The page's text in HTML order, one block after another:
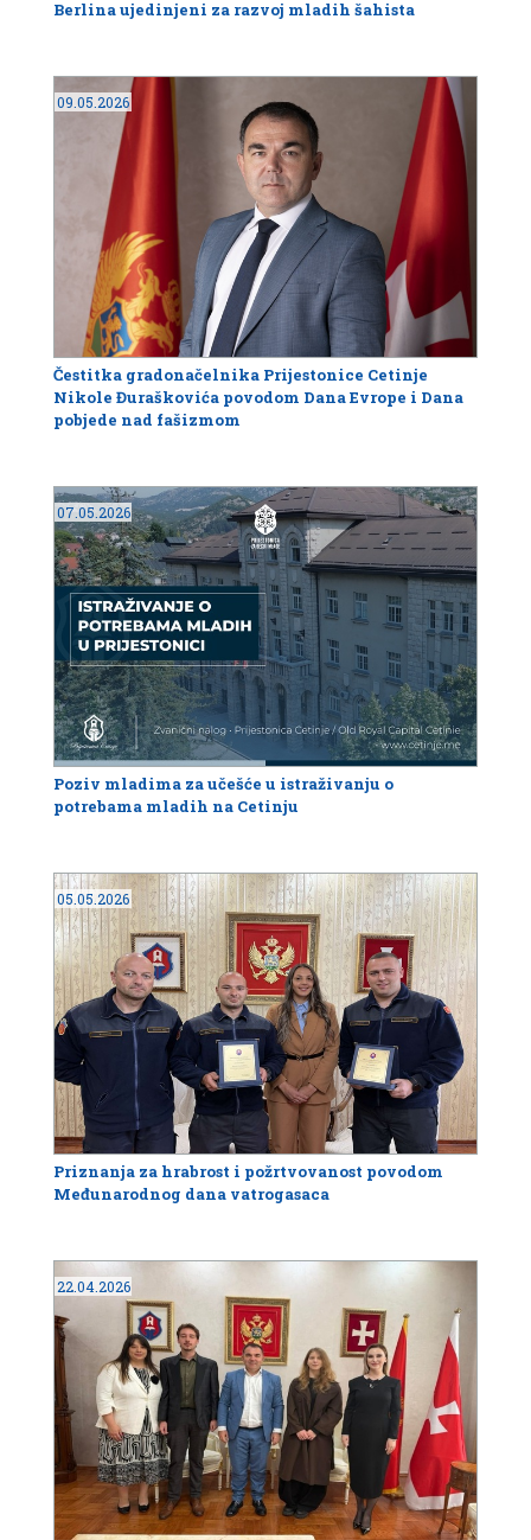
Berlina ujedinjeni za razvoj mladih šahista
09.05.2026
Čestitka gradonačelnika Prijestonice Cetinje
Nikole Đuraškovića povodom Dana Evrope i Dana
pobjede nad fašizmom
07.05.2026
Poziv mladima za učešće u istraživanju o
potrebama mladih na Cetinju
05.05.2026
Priznanja za hrabrost i požrtvovanost povodom
Međunarodnog dana vatrogasaca
22.04.2026